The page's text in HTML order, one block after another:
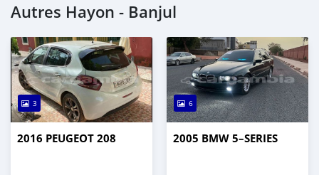
Autres Hayon - Banjul
3
2016 PEUGEOT 208
6
2005 BMW 5–SERIES